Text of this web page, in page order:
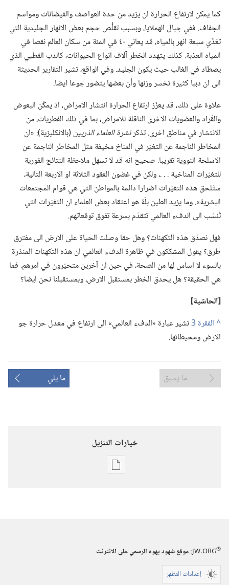
كما يمكن لارتفاع الحرارة ان يزيد من حدة العواصف والفيضانات ومواسم
الجفاف.‏ ففي جبال الهملايا،‏ وبسبب تقلُّص حجم بعض الانهار الجليدية التي
تغذّي سبعة انهر بالمياه،‏ قد يعاني ٤٠ في المئة من سكان العالم نقصا في
المياه العذبة.‏ كذلك يتهدد الخطر آلاف انواع الحيوانات،‏ كالدب القطبي الذي
يصطاد في الغالب حيث يكون الجليد.‏ وفي الواقع،‏ تشير التقارير الحديثة
الى ان دببا كثيرة تخسر وزنها وأن بعضها يتضور جوعا ايضا.‏
علاوة على ذلك،‏ قد يعزّز ارتفاع الحرارة انتشار الامراض،‏ اذ يمكِّن البعوض
والقُراد والعضويات الاخرى الناقلة للامراض،‏ بما في ذلك الفطريات،‏ من
الانتشار في مناطق اخرى.‏ تذكرنشرة العلماء الذريين‏(‏بالانكليزية)‏:‏ «ان
المخاطر الناجمة عن التغيّر في المناخ مخيفة مثل المخاطر الناجمة عن
الاسلحة النووية تقريبا.‏ صحيح انه قد لا تسهل ملاحظة النتائج الفورية
للتغيّرات المناخية .‏ .‏ .‏،‏ ولكن في غضون العقود الثلاثة او الاربعة التالية،‏
ستُلحق هذه التغيّرات اضرارا دائمة بالمواطن التي هي قوام المجتمعات
البشرية».‏ وما يزيد الطين بلّة هو اعتقاد بعض العلماء ان التغيّرات التي
تُنسَب الى الدفء العالمي تتقدّم بسرعة تفوق توقعاتهم.‏
فهل نصدّق هذه التكهنات؟‏ وهل حقا وصلت الحياة على الارض الى مفترق
طرق؟‏ يقول المشككون في ظاهرة الدفء العالمي ان هذه التكهنات المنذرة
بالسوء لا اساس لها من الصحة،‏ في حين ان آخرين متحيّرون في امرهم.‏ فما
هي الحقيقة؟‏ هل يحدق الخطر بمستقبل الارض،‏ وبمستقبلنا نحن ايضا؟‏
‏[الحاشية]‏
^
تشير عبارة «الدفء العالمي» الى ارتفاع في معدل حرارة جو
الارض ومحيطاتها.‏
ما يسبق ما يلي
خيارات التنزيل
خيارات
JW.ORG®
:‏ موقع شهود يهوه الرسمي على الانترنت
إعدادات المظهر